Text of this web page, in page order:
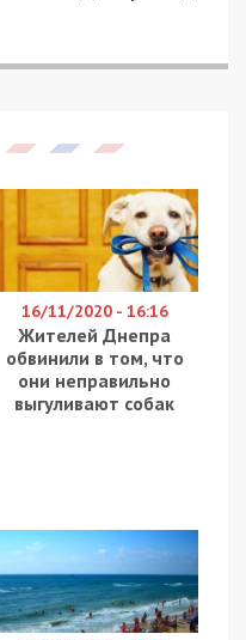
16/11/2020 - 16:16
Жителей Днепра
обвинили в том, что
они неправильно
выгуливают собак